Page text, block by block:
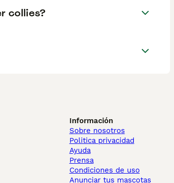
collies?
Información
Sobre nosotros
Politica privacidad
Ayuda
Prensa
Condiciones de uso
Anunciar tus mascotas